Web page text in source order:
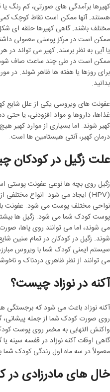
کهیرها برآمدگی های صورتی، کم رنگ
هستند. آنها ممکن است نقاط کوچک
مختلف باشند. گاهی کهیرها حلقه ای
ممکن است در مرکز پوستی معمولی
یا آبی به نظر برسند. کهیر می تواند
ممکن است در طی چند ساعت صاف شود.
برای روزها یا هفته ها ظاهر شوند. در
بدانید.
عفونت های ویروسی یکی از علل شایع
غذاها، داروها و مواد افزودنی، یا
کهیر شوند. اما بسیاری از موارد کهیر
درمان کهیر، آنتی هیستامین ها است.
علت زگیل در کودکان
زگیل روی بچه ها نوعی عفونت پوستی
نواحی مختلف پوست می شود. عفونت
پوست کودک شما می شود. زگیل ها
می شوند، اما می توانند روی پاها،
شوند. زگیل در کودکان در تمام سنین
سیستم ایمنی کودک شما با ویروس
می توانند از نظر ظاهری دردناک و
آکنه در نوزاد چیست؟
آکنه نوزاد باعث می شود که
روی صورت کودک شما از جمله پیشانی،
واکنش التهابی به مخمر روی پوست
گاهی اوقات آکنه نوزاد در قفسه سینه
معمولاً در سه ماه اول زندگی کودک
خال های مادرزادی